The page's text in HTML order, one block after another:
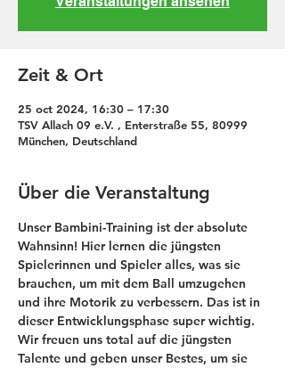
Zeit & Ort
25 oct 2024, 16:30 – 17:30
TSV Allach 09 e.V. , Enterstraße 55, 80999
München, Deutschland
Über die Veranstaltung
Unser Bambini-Training ist der absolute
Wahnsinn! Hier lernen die jüngsten
Spielerinnen und Spieler alles, was sie
brauchen, um mit dem Ball umzugehen
und ihre Motorik zu verbessern. Das ist in
dieser Entwicklungsphase super wichtig.
Wir freuen uns total auf die jüngsten
Talente und geben unser Bestes, um sie